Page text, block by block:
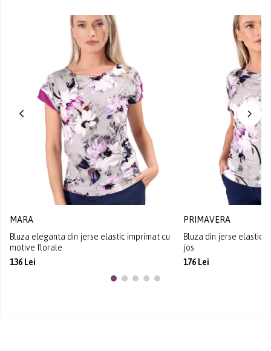
MARA
Bluza eleganta din jerse elastic imprimat cu
motive florale
136 Lei
PRIMAVERA
Bluza din jerse elastic
jos
176 Lei